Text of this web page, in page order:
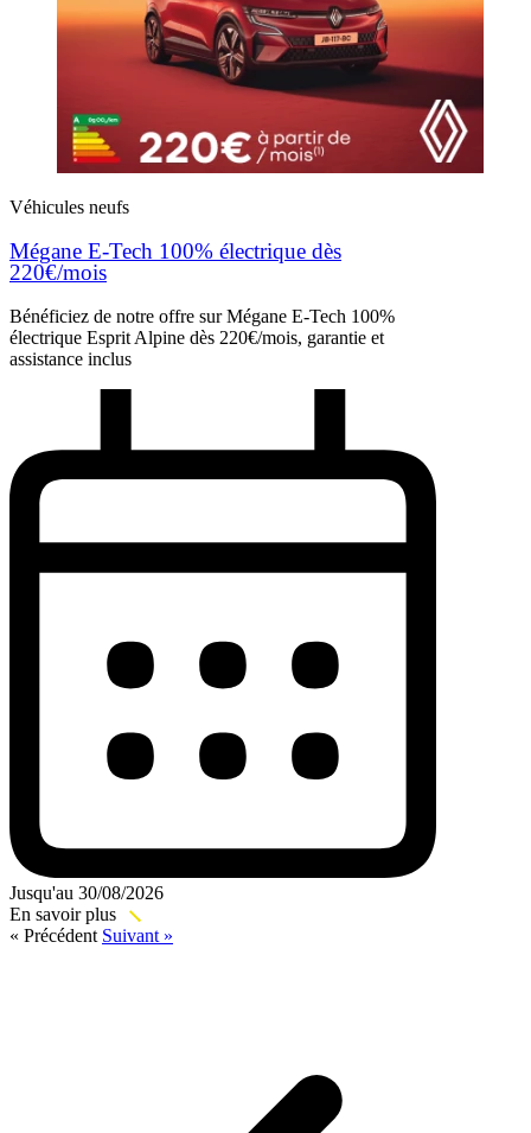
Véhicules neufs
Mégane E-Tech 100% électrique dès
220€/mois
Bénéficiez de notre offre sur Mégane E-Tech 100%
électrique Esprit Alpine dès 220€/mois, garantie et
assistance inclus
Jusqu'au 30/08/2026
En savoir plus
« Précédent Suivant »